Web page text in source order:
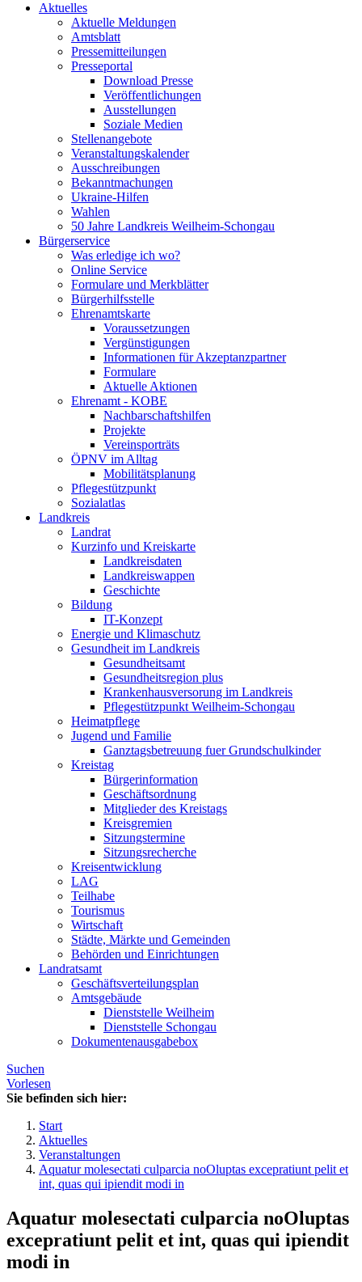
Aktuelles
Aktuelle Meldungen
Amtsblatt
Pressemitteilungen
Presseportal
Download Presse
Veröffentlichungen
Ausstellungen
Soziale Medien
Stellenangebote
Veranstaltungskalender
Ausschreibungen
Bekanntmachungen
Ukraine-Hilfen
Wahlen
50 Jahre Landkreis Weilheim-Schongau
Bürgerservice
Was erledige ich wo?
Online Service
Formulare und Merkblätter
Bürgerhilfsstelle
Ehrenamtskarte
Voraussetzungen
Vergünstigungen
Informationen für Akzeptanzpartner
Formulare
Aktuelle Aktionen
Ehrenamt - KOBE
Nachbarschaftshilfen
Projekte
Vereinsporträts
ÖPNV im Alltag
Mobilitätsplanung
Pflegestützpunkt
Sozialatlas
Landkreis
Landrat
Kurzinfo und Kreiskarte
Landkreisdaten
Landkreiswappen
Geschichte
Bildung
IT-Konzept
Energie und Klimaschutz
Gesundheit im Landkreis
Gesundheitsamt
Gesundheitsregion plus
Krankenhausversorung im Landkreis
Pflegestützpunkt Weilheim-Schongau
Heimatpflege
Jugend und Familie
Ganztagsbetreuung fuer Grundschulkinder
Kreistag
Bürgerinformation
Geschäftsordnung
Mitglieder des Kreistags
Kreisgremien
Sitzungstermine
Sitzungsrecherche
Kreisentwicklung
LAG
Teilhabe
Tourismus
Wirtschaft
Städte, Märkte und Gemeinden
Behörden und Einrichtungen
Landratsamt
Geschäftsverteilungsplan
Amtsgebäude
Dienststelle Weilheim
Dienststelle Schongau
Dokumentenausgabebox
Suchen
Vorlesen
Sie befinden sich hier:
Start
Aktuelles
Veranstaltungen
Aquatur molesectati culparcia noOluptas excepratiunt pelit et
int, quas qui ipiendit modi in
Aquatur molesectati culparcia noOluptas
excepratiunt pelit et int, quas qui ipiendit
modi in